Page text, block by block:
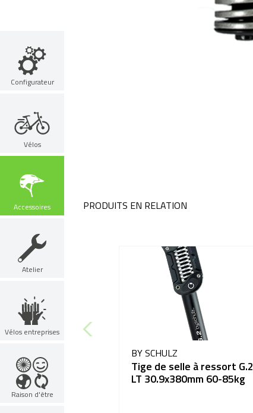
Configurateur
Vélos
Accessoires
Atelier
Vélos entreprises
Raison d'être
PRODUITS EN RELATION
BY SCHULZ
Tige de selle à ressort G.2
LT 30.9x380mm 60-85kg